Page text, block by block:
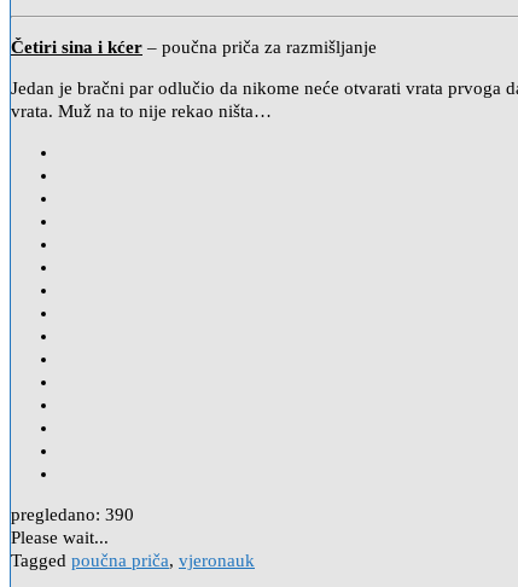
Četiri sina i kćer – poučna priča za razmišljanje
Jedan je bračni par odlučio da nikome neće otvarati vrata
vrata. Muž na to nije rekao ništa…
pregledano: 390
Please wait...
Tagged poučna priča, vjeronauk